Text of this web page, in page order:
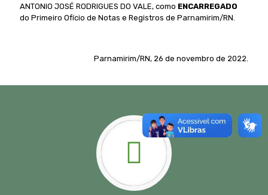
ANTONIO JOSÉ RODRIGUES DO VALE, como ENCARREGADO
do Primeiro Ofício de Notas e Registros de Parnamirim/RN.
Parnamirim/RN, 26 de novembro de 2022.